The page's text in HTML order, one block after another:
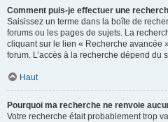
Comment puis-je effectuer une
Saisissez un terme dans la boîte de
forums ou les pages de sujets. La
cliquant sur le lien « Recherche avancée
forum. L’accès à la recherche dépend du
Haut
Pourquoi ma recherche ne renvoie
Votre recherche était probablement trop